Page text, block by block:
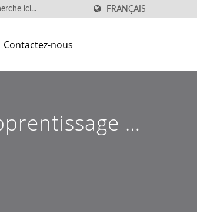
FRANÇAIS
Contactez-nous
Et